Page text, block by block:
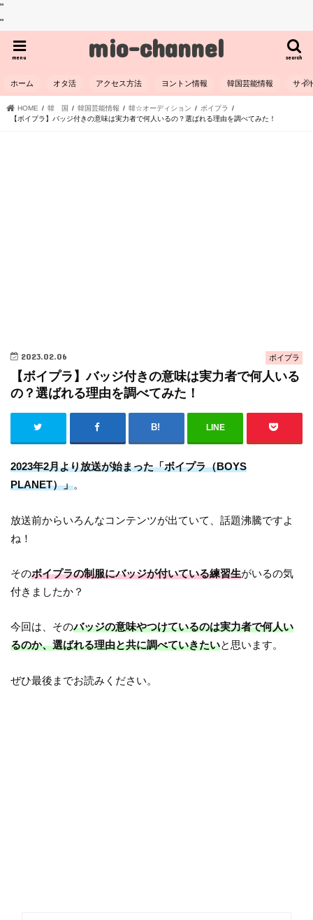
"
"
mio-channel search
menu
ホーム オタ活 アクセス方法 ヨントン情報 韓国芸能情報 サイ
HOME 韓 国 韓国芸能情報 韓☆オーディション
ボイプラ
【ボイプラ】バッジ付きの意味は実力者で何人いるの？選ばれる理由を調べてみた！
ボイプラ
2023.02.06
【ボイプラ】バッジ付きの意味は実力者で何人いる
の？選ばれる理由を調べてみた！
LINE
2023年2月より放送が始まった「ボイプラ（BOYS
PLANET）」。
放送前からいろんなコンテンツが出ていて、話題沸騰ですよ
ね！
そのボイプラの制服にバッジが付いている練習生がいるの気
付きましたか？
今回は、そのバッジの意味やつけているのは実力者で何人い
るのか、選ばれる理由と共に調べていきたいと思います。
ぜひ最後までお読みください。